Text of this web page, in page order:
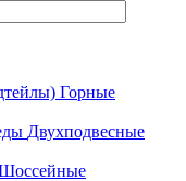
Горные
Двухподвесные